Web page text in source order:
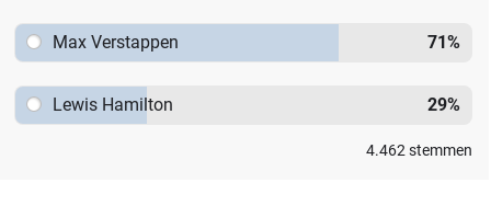
Max Verstappen 71%
Lewis Hamilton 29%
4.462 stemmen